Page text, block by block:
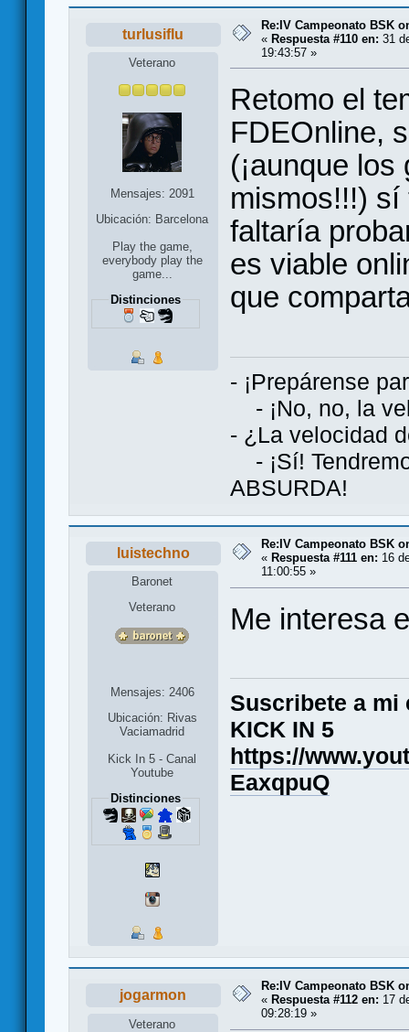
turlusiflu
Veterano
Mensajes: 2091
Ubicación: Barcelona
Play the game,
everybody play the
game...
Distinciones
Re:IV Campeonato BSK
« Respuesta #110 en: 31
19:43:57 »
Retomo el
FDEOnline,
(¡aunque
mismos!!!) sí
faltaría
es viable
que
- ¡Prepárense
- ¡No, no, la
- ¿La velocidad
- ¡Sí!
ABSURDA!
luistechno
Baronet
Veterano
Mensajes: 2406
Ubicación: Rivas
Vaciamadrid
Kick In 5 - Canal
Youtube
Distinciones
Re:IV Campeonato BSK
« Respuesta #111 en: 16
11:00:55 »
Me interesa
Suscribete a mi
KICK IN 5
https://
EaxqpuQ
jogarmon
Veterano
Re:IV Campeonato BSK
« Respuesta #112 en: 17
09:28:19 »